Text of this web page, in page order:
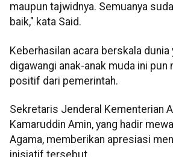
maupun tajwidnya. Semuanya
baik," kata Said.
Keberhasilan acara berskala dunia
digawangi anak-anak muda ini
positif dari pemerintah.
Sekretaris Jenderal Kementerian
Kamaruddin Amin, yang hadir
Agama, memberikan apresiasi